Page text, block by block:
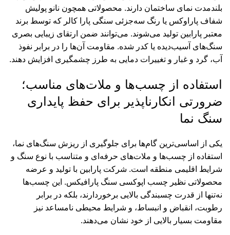
بلندمدت نمای ساختمان دارند. محصولاتی همچون نانو پولیش
شفاف پاراوکس یا رنگ سه‌جزئی سنگی پارا کالر که توسط برند
معتبر پارابین تولید می‌شوند. می‌توانند ضمن ارتقای زیبایی بصری
سنگ‌های آسیب‌دیده یا کدر شده. مقاومت آن‌ها را در برابر نفوذ
آب، گرد و غبار و تغییرات دمایی به طرز چشمگیری افزایش دهند.
استفاده از چسب‌ها و ملات‌های مناسب؛
ضرورتی انکارناپذیر برای حفظ پایداری
سنگ نما
یکی از اساسی‌ترین گام‌ها برای جلوگیری از ریزش سنگ‌های نما،
استفاده از چسب‌ها و ملات‌های حرفه‌ای و متناسب با نوع سنگ و
شرایط اقلیمی منطقه است. شرکت پارابین با تولید و عرضه
محصولاتی نظیر چسب اپوکسی سنگ پارافیکس. این چسب‌ها
نه‌تنها از قدرت چسبندگی بالایی برخوردارند، بلکه در برابر
رطوبت، انقباض و انبساط، و شرایط محیطی نامساعد نیز
مقاومت بسیار بالایی از خود نشان می‌دهند.